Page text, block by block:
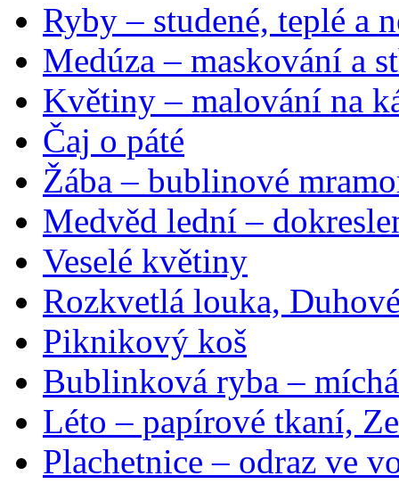
Ryby – studené, teplé a
Medúza – maskování a
Květiny – malování na
Čaj o páté
Žába – bublinové
Medvěd lední –
Veselé květiny
Rozkvetlá louka,
Piknikový koš
Bublinková ryba –
Léto – papírové tkaní,
Plachetnice – odraz ve